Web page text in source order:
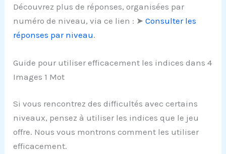
Découvrez plus de réponses, organisées par
numéro de niveau, via ce lien : ➤Consulter les
réponses par niveau.
Guide pour utiliser efficacement les indices dans 4
Images 1 Mot
Si vous rencontrez des difficultés avec certains
niveaux, pensez à utiliser les indices que le jeu
offre. Nous vous montrons comment les utiliser
efficacement.